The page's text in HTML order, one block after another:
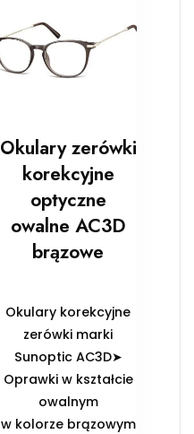
Okulary zerówki
korekcyjne
optyczne
owalne AC3D
brązowe
Okulary korekcyjne
zerówki marki
Sunoptic AC3D➤
Oprawki w kształcie
owalnym
w kolorze brązowym